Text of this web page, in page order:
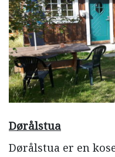
Dørålstua
Dørålstua er en